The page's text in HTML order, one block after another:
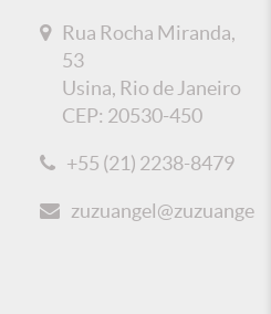
Rua Rocha Miranda,
53
Usina, Rio de Janeiro
CEP: 20530-450
+55 (21) 2238-8479